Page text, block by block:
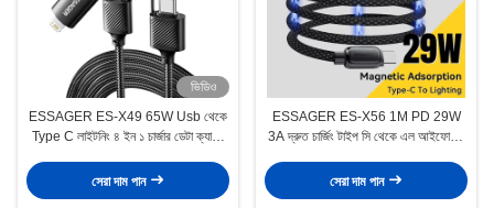
ভিডিও
ESSAGER ES-X49 65W Usb থেকে
Type C লাইটনিং ৪ ইন ১ চার্জার ডেটা ক্যাবল
সেরা দাম পান
ESSAGER ES-X56 1M PD 29W
3A দ্রুত চার্জিং টাইপ সি থেকে এল আইফোনের
সেরা দাম পান